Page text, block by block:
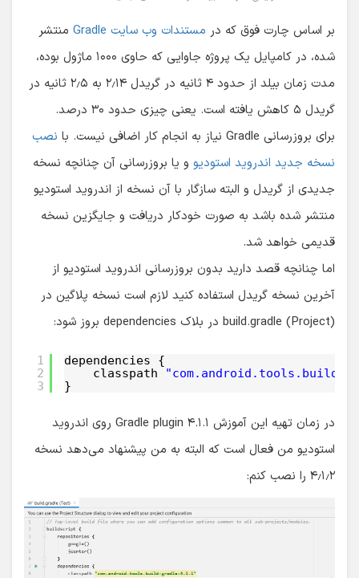
بر اساس چارت فوق که در مستندات وب سایت Gradle
منتشر
شده، در کامپایل یک پروژه جاوایی که حاوی ۱۰۰۰ ماژول بوده،
مدت زمان بیلد از حدود ۴ ثانیه در گریدل ۲٫۱۴ به ۲٫۵ ثانیه در
گریدل ۵ کاهش یافته است. یعنی چیزی حدود ۳۰ درصد.
برای بروزرسانی Gradle نیاز به انجام کار اضافی نیست. با
نصب
نسخه جدید اندروید استودیو و یا بروزرسانی آن چنانچه نسخه
جدیدی از گریدل و البته سازگار با آن نسخه از اندروید استودیو
منتشر شده باشد به صورت خودکار دریافت و جایگزین نسخه
قدیمی خواهد شد.
اما چنانچه قصد دارید بدون بروزرسانی اندروید استودیو از
آخرین نسخه گریدل استفاده کنید لازم است نسخه پلاگین در
build.gradle (Project) در بلاک dependencies بروز شود:
1
2
3
dependencies {
classpath
}
در زمان تهیه این آموزش Gradle plugin ۴.۱.۱ روی اندروید
استودیو من فعال است که البته به من پیشنهاد می‌دهد نسخه
۴٫۱٫۲ را نصب کنم: